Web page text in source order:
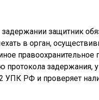
защитник
в орган,
правоохранительное
протокола задержания,
УПК РФ и проверяет